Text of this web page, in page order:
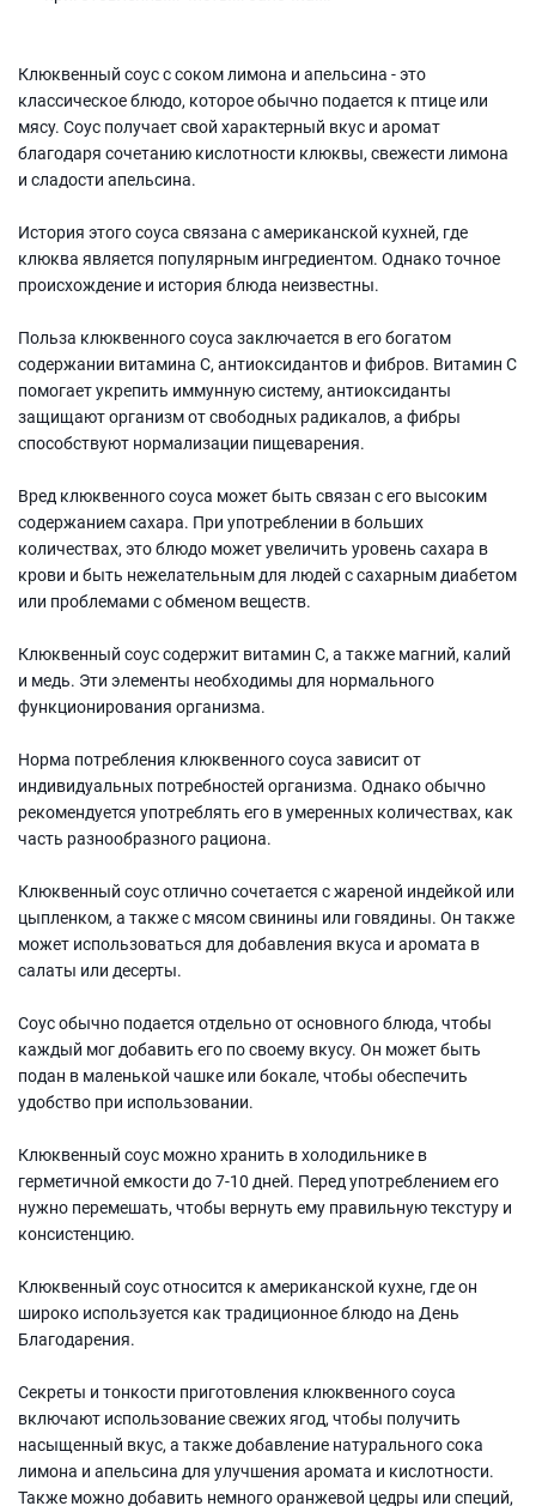
Клюквенный соус с соком лимона и апельсина - это
классическое блюдо, которое обычно подается к птице или
мясу. Соус получает свой характерный вкус и аромат
благодаря сочетанию кислотности клюквы, свежести лимона
и сладости апельсина.
История этого соуса связана с американской кухней, где
клюква является популярным ингредиентом. Однако точное
происхождение и история блюда неизвестны.
Польза клюквенного соуса заключается в его богатом
содержании витамина C, антиоксидантов и фибров. Витамин C
помогает укрепить иммунную систему, антиоксиданты
защищают организм от свободных радикалов, а фибры
способствуют нормализации пищеварения.
Вред клюквенного соуса может быть связан с его высоким
содержанием сахара. При употреблении в больших
количествах, это блюдо может увеличить уровень сахара в
крови и быть нежелательным для людей с сахарным диабетом
или проблемами с обменом веществ.
Клюквенный соус содержит витамин C, а также магний, калий
и медь. Эти элементы необходимы для нормального
функционирования организма.
Норма потребления клюквенного соуса зависит от
индивидуальных потребностей организма. Однако обычно
рекомендуется употреблять его в умеренных количествах, как
часть разнообразного рациона.
Клюквенный соус отлично сочетается с жареной индейкой или
цыпленком, а также с мясом свинины или говядины. Он также
может использоваться для добавления вкуса и аромата в
салаты или десерты.
Соус обычно подается отдельно от основного блюда, чтобы
каждый мог добавить его по своему вкусу. Он может быть
подан в маленькой чашке или бокале, чтобы обеспечить
удобство при использовании.
Клюквенный соус можно хранить в холодильнике в
герметичной емкости до 7-10 дней. Перед употреблением его
нужно перемешать, чтобы вернуть ему правильную текстуру и
консистенцию.
Клюквенный соус относится к американской кухне, где он
широко используется как традиционное блюдо на День
Благодарения.
Секреты и тонкости приготовления клюквенного соуса
включают использование свежих ягод, чтобы получить
насыщенный вкус, а также добавление натурального сока
лимона и апельсина для улучшения аромата и кислотности.
Также можно добавить немного оранжевой цедры или специй,